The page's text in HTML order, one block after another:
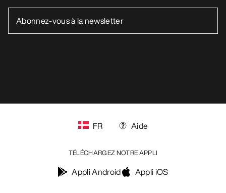
FR Aide
TÉLÉCHARGEZ NOTRE APPLI
Appli Android Appli iOS